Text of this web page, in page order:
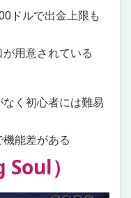
ドルで出金上限も
用意されている
く初心者には難易
能差がある
）